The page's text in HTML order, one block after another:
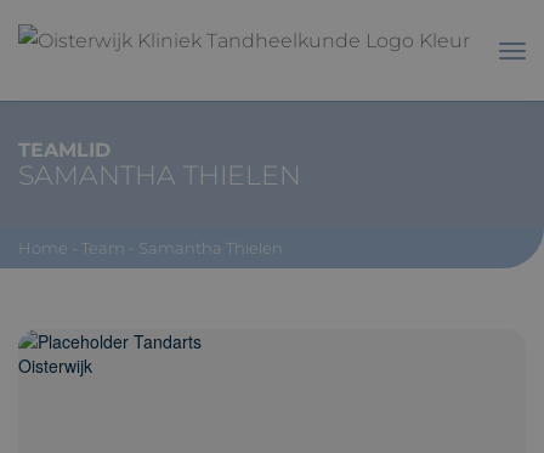
TEAMLID
SAMANTHA THIELEN
Home - Team - Samantha Thielen